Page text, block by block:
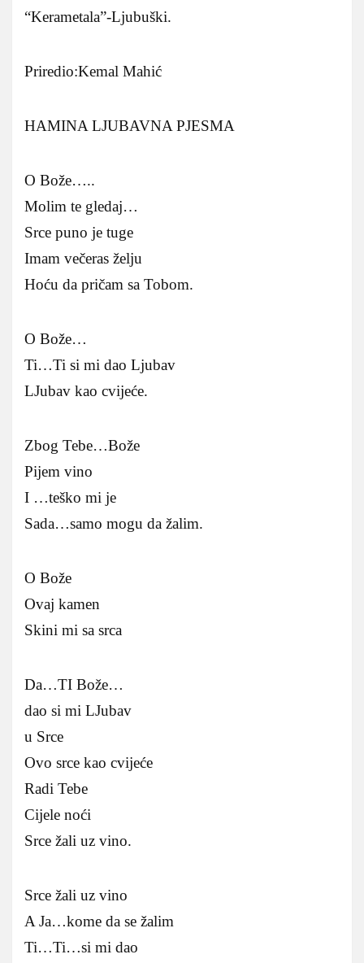
“Kerametala”-Ljubuški.
Priredio:Kemal Mahić
HAMINA LJUBAVNA PJESMA
O Bože…..
Molim te gledaj…
Srce puno je tuge
Imam večeras želju
Hoću da pričam sa Tobom.
O Bože…
Ti…Ti si mi dao Ljubav
LJubav kao cvijeće.
Zbog Tebe…Bože
Pijem vino
I …teško mi je
Sada…samo mogu da žalim.
O Bože
Ovaj kamen
Skini mi sa srca
Da…TI Bože…
dao si mi LJubav
u Srce
Ovo srce kao cvijeće
Radi Tebe
Cijele noći
Srce žali uz vino.
Srce žali uz vino
A Ja…kome da se žalim
Ti…Ti…si mi dao